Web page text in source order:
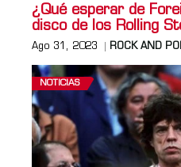
¿Qué esperar de
disco de los Rolling
Ago 31, 2023 ROCK AND
NOTICIAS